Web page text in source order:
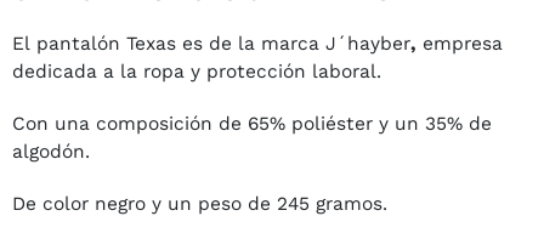
El pantalón Texas es de la marca J´hayber, empresa
dedicada a la ropa y protección laboral.
Con una composición de 65% poliéster y un 35% de
algodón.
De color negro y un peso de 245 gramos.